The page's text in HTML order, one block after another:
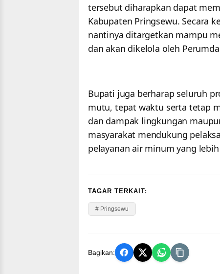
tersebut diharapkan dapat
Kabupaten Pringsewu. Secara
nantinya ditargetkan mampu
dan akan dikelola oleh
Bupati juga berharap seluruh
mutu, tepat waktu serta tetap
dan dampak lingkungan
masyarakat mendukung
pelayanan air minum yang
TAGAR TERKAIT:
# Pringsewu
Bagikan: